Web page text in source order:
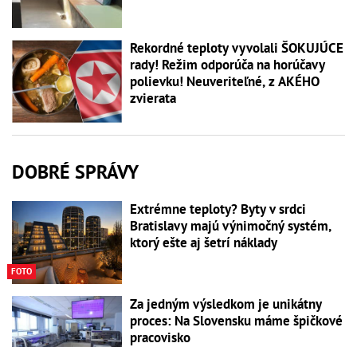
Rekordné teploty vyvolali ŠOKUJÚCE
rady! Režim odporúča na horúčavy
polievku! Neuveriteľné, z AKÉHO
zvierata
DOBRÉ SPRÁVY
FOTO
Extrémne teploty? Byty v srdci
Bratislavy majú výnimočný systém,
ktorý ešte aj šetrí náklady
Za jedným výsledkom je unikátny
proces: Na Slovensku máme špičkové
pracovisko